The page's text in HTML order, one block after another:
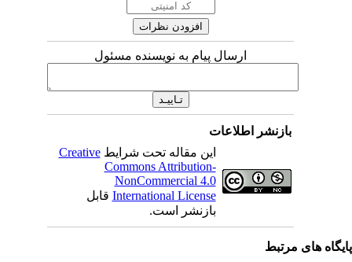
ارسال پیام به نویسنده مسئول
بازنشر اطلاعات
این مقاله تحت شرایطCreative
Commons Attribution-
NonCommercial 4.0
International Licenseقابل
بازنشر است.
های مرتبط